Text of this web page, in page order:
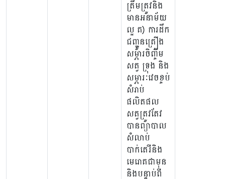
ត្រឹមត្រូវនិង
មានអនាម័យ
ល្អ គ) ការដឹក
ជញ្ជូនគ្រឿង
សម្ភារចិញ្ចឹម
សត្វ ទ្រុង និង
សម្ភារៈវេចខ្ចប់
សំរាប់
ផលិតផល
សត្វត្រូវតែវ
បានព្យាបាល
សំលាប់
បាក់តេរីនិង
មេរោគជាមុន
និងបន្ទាប់ពី